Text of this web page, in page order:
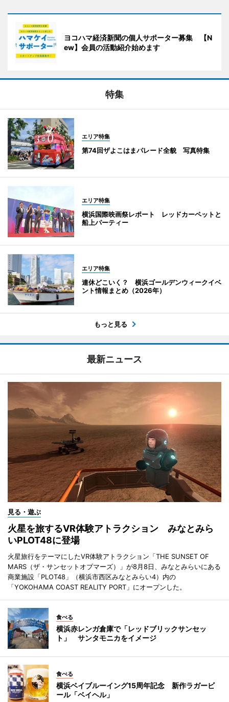
ヨコハマ経済新聞の個人サポーター募集 【N
ew】会員の活動紹介始めます
特集
エリア特集
第74回ザよこはまパレード全貌 写真特集
エリア特集
横浜国際映画祭レポート レッドカーペットと
船上パーティー
エリア特集
連休どこいく？ 横浜ゴールデンウィークイベ
ント情報まとめ（2026年）
もっと見る
最新ニュース
見る・遊ぶ
火星を旅するVR体験アトラクション みなとみら
いPLOT48に登場
火星旅行をテーマにしたVR体験アトラクション「THE SUNSET OF
MARS（ザ・サンセットオブマーズ）」が8月8日、みなとみらいにある
商業施設「PLOT48」（横浜市西区みなとみらい4）内の
「YOKOHAMA COAST REALITY PORT」にオープンした。
食べる
横浜赤レンガ倉庫で「レッドブリックサンセッ
ト」 サンタモニカをイメージ
食べる
横浜ベイブルーイング15周年記念 新作ラガービ
ール「ベイヘル」